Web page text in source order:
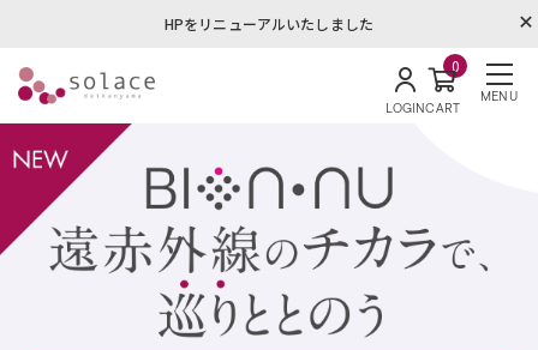
HPをリニューアルいたしました
LOGIN
0
CART
MENU
ソラーチェ代官山オンラインショ